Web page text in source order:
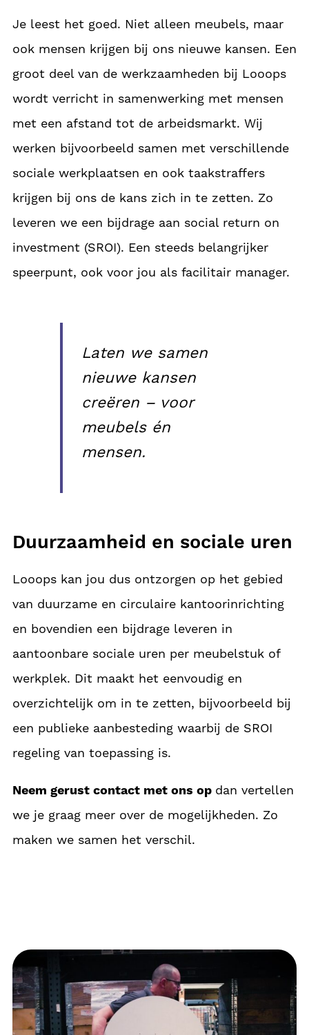
Je leest het goed. Niet alleen meubels, maar
ook mensen krijgen bij ons nieuwe kansen. Een
groot deel van de werkzaamheden bij Looops
wordt verricht in samenwerking met mensen
met een afstand tot de arbeidsmarkt. Wij
werken bijvoorbeeld samen met verschillende
sociale werkplaatsen en ook taakstraffers
krijgen bij ons de kans zich in te zetten. Zo
leveren we een bijdrage aan social return on
investment (SROI). Een steeds belangrijker
speerpunt, ook voor jou als facilitair manager.
Laten we samen
nieuwe kansen
creëren – voor
meubels én
mensen.
Duurzaamheid en sociale uren
Looops kan jou dus ontzorgen op het gebied
van duurzame en circulaire kantoorinrichting
en bovendien een bijdrage leveren in
aantoonbare sociale uren per meubelstuk of
werkplek. Dit maakt het eenvoudig en
overzichtelijk om in te zetten, bijvoorbeeld bij
een publieke aanbesteding waarbij de SROI
regeling van toepassing is.
Neem gerust contact met ons op dan vertellen
we je graag meer over de mogelijkheden. Zo
maken we samen het verschil.